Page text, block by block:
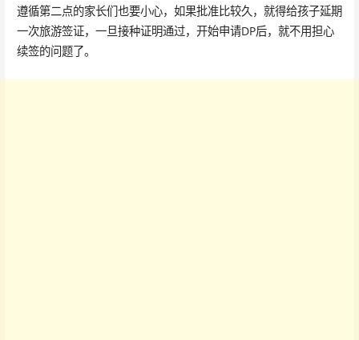
遵循第二点的家长们也要小心，如果批准比较久，就得给孩子延期
一次旅游签证，一旦接种证明通过，开始申请DP后，就不用担心
续签的问题了。